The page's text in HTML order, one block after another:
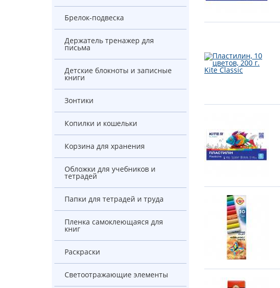
Брелок-подвеска
Держатель тренажер для
письма
Детские блокноты и записные
книги
Зонтики
Копилки и кошельки
Корзина для хранения
Обложки для учебников и
тетрадей
Папки для тетрадей и труда
Пленка самоклеющаяся для
книг
Раскраски
Светоотражающие элементы